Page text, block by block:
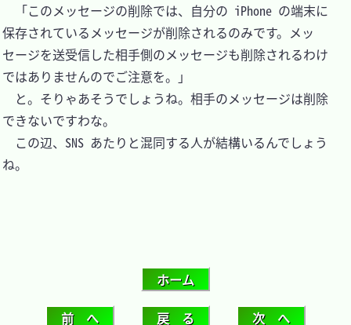
「このメッセージの削除では、自分の iPhone の端末に
保存されているメッセージが削除されるのみです。メッ
セージを送受信した相手側のメッセージも削除されるわけ
ではありませんのでご注意を。」
と。そりゃあそうでしょうね。相手のメッセージは削除
できないですわな。
この辺、SNS あたりと混同する人が結構いるんでしょう
ね。